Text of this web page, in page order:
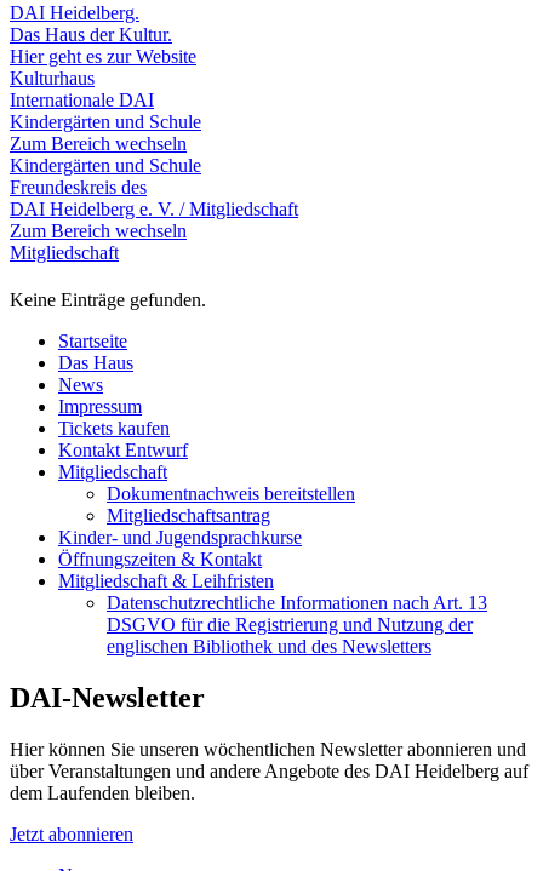
DAI Heidelberg.
Das Haus der Kultur.
Hier geht es zur Website
Kulturhaus
Internationale DAI
Kindergärten und Schule
Zum Bereich wechseln
Kindergärten und Schule
Freundeskreis des
DAI Heidelberg e. V. / Mitgliedschaft
Zum Bereich wechseln
Mitgliedschaft
Keine Einträge gefunden.
Startseite
Das Haus
News
Impressum
Tickets kaufen
Kontakt Entwurf
Mitgliedschaft
Dokumentnachweis bereitstellen
Mitgliedschaftsantrag
Kinder- und Jugendsprachkurse
Öffnungszeiten & Kontakt
Mitgliedschaft & Leihfristen
Datenschutzrechtliche Informationen nach Art. 13
DSGVO für die Registrierung und Nutzung der
englischen Bibliothek und des Newsletters
DAI-Newsletter
Hier können Sie unseren wöchentlichen Newsletter abonnieren und
über Veranstaltungen und andere Angebote des DAI Heidelberg auf
dem Laufenden bleiben.
Jetzt abonnieren